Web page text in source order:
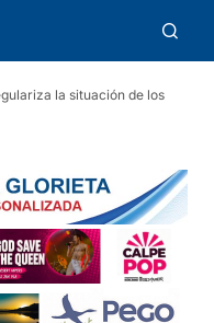
la situación de los